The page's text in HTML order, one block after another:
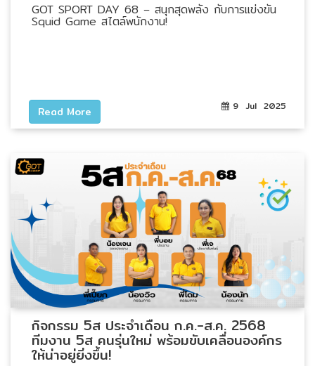
GOT SPORT DAY 68 – สนุกสุดพลัง กับการแข่งขัน
Squid Game สไตล์พนักงาน!
Read More 9 Jul 2025
กิจกรรม 5ส ประจำเดือน ก.ค.-ส.ค. 2568
ทีมงาน 5ส คนรุ่นใหม่ พร้อมขับเคลื่อนองค์กร
ให้น่าอยู่ยิ่งขึ้น!